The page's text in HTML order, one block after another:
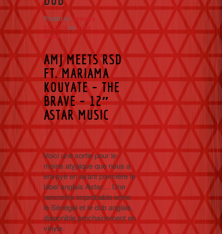
Posted on January
23, 2014
by John
Hollis
AMJ MEETS RSD
FT. MARIAMA
KOUYATE – THE
BRAVE – 12″
ASTAR MUSIC
Voici une sortie pour le
moins atypique que nous a
envoyé en avant première le
label anglais Astar… Une
rencontre improbable entre
le Sénégal et le dub anglais,
disponible prochainement en
vinyle.